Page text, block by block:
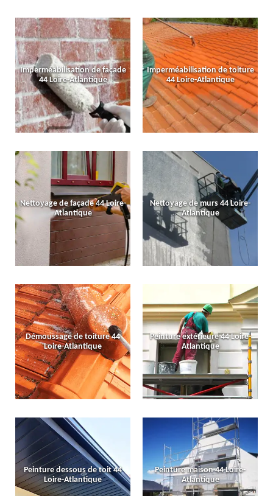
Imperméabilisation de façade
44 Loire-Atlantique
Imperméabilisation de toiture
44 Loire-Atlantique
Nettoyage de façade 44 Loire-
Atlantique
Nettoyage de murs 44 Loire-
Atlantique
Démoussage de toiture 44
Loire-Atlantique
Peinture extérieure 44 Loire-
Atlantique
Peinture dessous de toit 44
Loire-Atlantique
Peinture maison 44 Loire-
Atlantique